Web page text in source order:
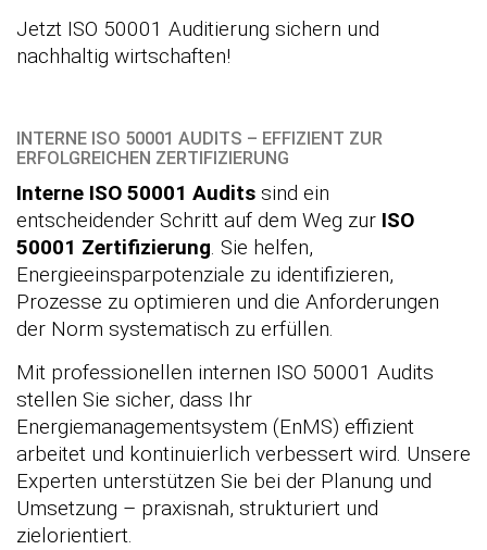
Jetzt ISO 50001 Auditierung sichern und
nachhaltig wirtschaften!
INTERNE ISO 50001 AUDITS – EFFIZIENT ZUR
ERFOLGREICHEN ZERTIFIZIERUNG
Interne ISO 50001 Audits sind ein
entscheidender Schritt auf dem Weg zur ISO
50001 Zertifizierung. Sie helfen,
Energieeinsparpotenziale zu identifizieren,
Prozesse zu optimieren und die Anforderungen
der Norm systematisch zu erfüllen.
Mit professionellen internen ISO 50001 Audits
stellen Sie sicher, dass Ihr
Energiemanagementsystem (EnMS) effizient
arbeitet und kontinuierlich verbessert wird. Unsere
Experten unterstützen Sie bei der Planung und
Umsetzung – praxisnah, strukturiert und
zielorientiert.